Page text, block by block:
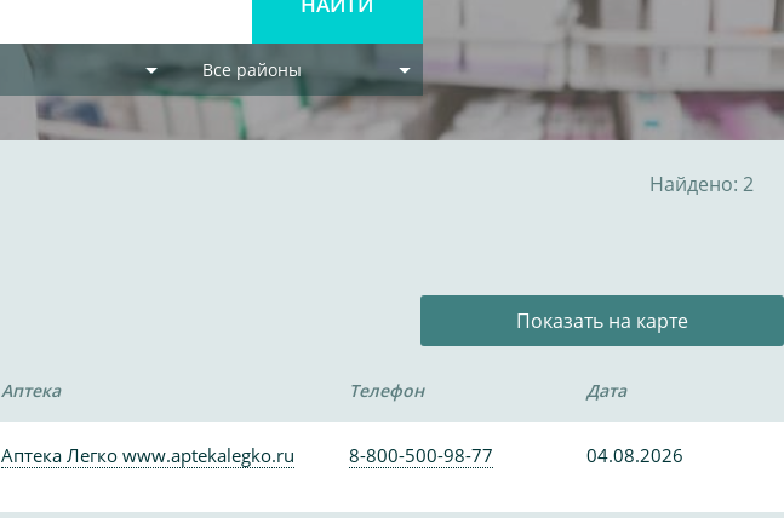
Все районы
Найдено: 2
Показать на карте
Аптека Телефон Дата
Аптека Легко www.aptekalegko.ru 8-800-500-98-77 04.08.2026